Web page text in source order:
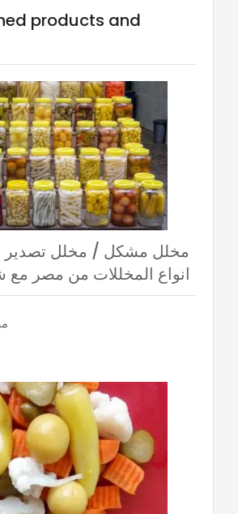
products and
مخلل مشكل / مخلل تصدير
انواع المخللات من مصر مع